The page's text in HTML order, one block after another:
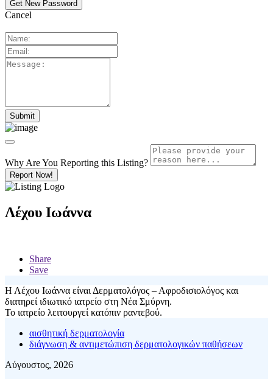
Cancel
Why Are You Reporting this Listing?
Report Now!
Λέχου Ιωάννα
Share
Save
Η Λέχου Ιωάννα είναι Δερματολόγος – Αφροδισιολόγος και
διατηρεί ιδιωτικό ιατρείο στη Νέα Σμύρνη.
Το ιατρείο λειτουργεί κατόπιν ραντεβού.
αισθητική δερματολογία
διάγνωση & αντιμετώπιση δερματολογικών παθήσεων
Αύγουστος, 2026